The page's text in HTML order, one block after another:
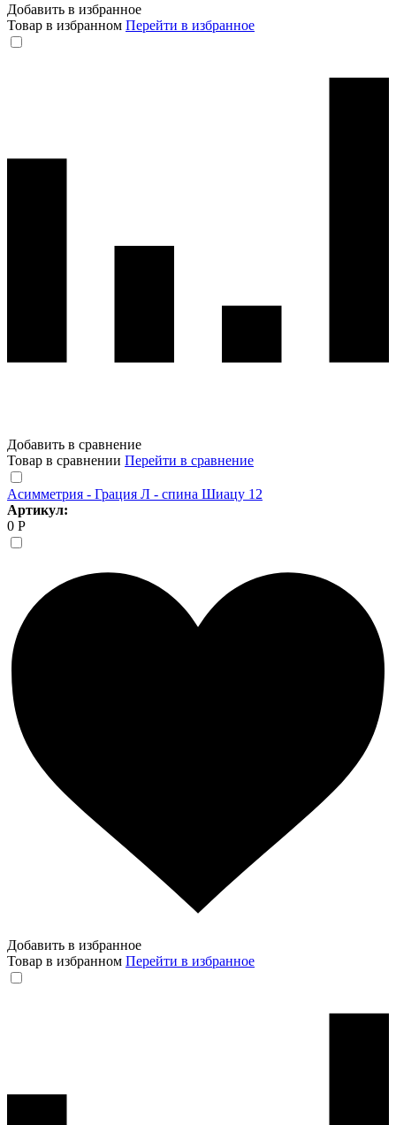
Добавить в избранное
Товар в избранном Перейти в избранное
Добавить в сравнение
Товар в сравнении Перейти в сравнение
Асимметрия - Грация Л - спина Шиацу 12
Артикул:
0 Р
Добавить в избранное
Товар в избранном Перейти в избранное